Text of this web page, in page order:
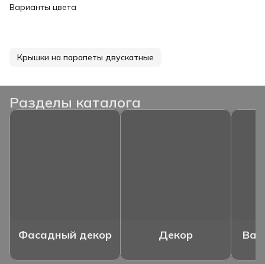
Варианты цвета
Крышки на парапеты двускатные
Разделы каталога
Фасадный декор Декор